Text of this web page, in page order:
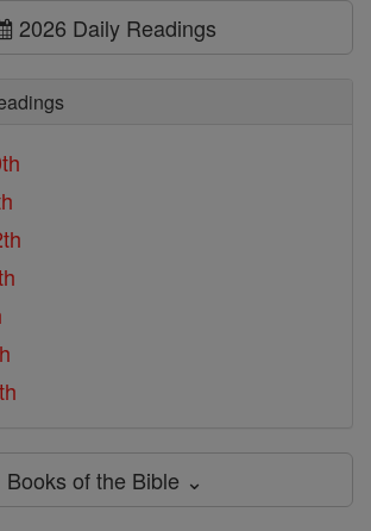
2026 Daily Readings
Books of the Bible ⌄